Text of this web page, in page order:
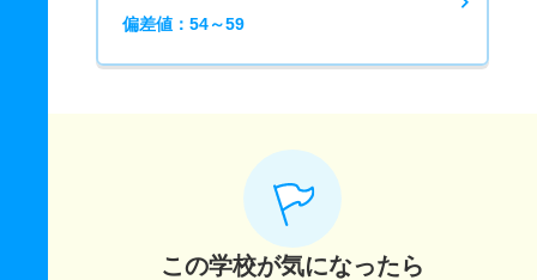
偏差値：54～59
この学校が気になったら